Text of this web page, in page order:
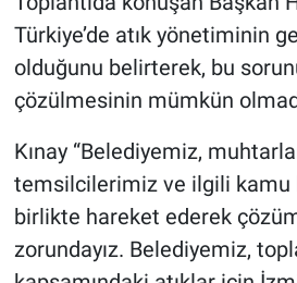
Türkiye’de atık yönetiminin
olduğunu belirterek, bu
çözülmesinin mümkün
Kınay “Belediyemiz,
temsilcilerimiz ve ilgili kamu
birlikte hareket ederek
zorundayız. Belediyemiz,